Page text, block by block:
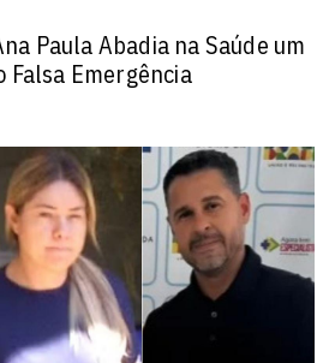
Paula Abadia na Saúde um
Falsa Emergência